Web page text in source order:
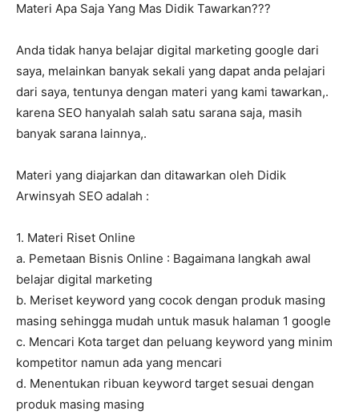
Materi Apa Saja Yang Mas Didik Tawarkan???
Anda tidak hanya belajar digital marketing google dari
saya, melainkan banyak sekali yang dapat anda pelajari
dari saya, tentunya dengan materi yang kami tawarkan,.
karena SEO hanyalah salah satu sarana saja, masih
banyak sarana lainnya,.
Materi yang diajarkan dan ditawarkan oleh Didik
Arwinsyah SEO adalah :
1. Materi Riset Online
a. Pemetaan Bisnis Online : Bagaimana langkah awal
belajar digital marketing
b. Meriset keyword yang cocok dengan produk masing
masing sehingga mudah untuk masuk halaman 1 google
c. Mencari Kota target dan peluang keyword yang minim
kompetitor namun ada yang mencari
d. Menentukan ribuan keyword target sesuai dengan
produk masing masing